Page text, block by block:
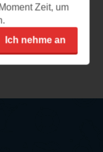
Zeit, um
Ich nehme an